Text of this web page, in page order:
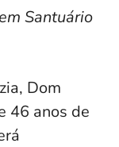
Santuário
Dom
46 anos de